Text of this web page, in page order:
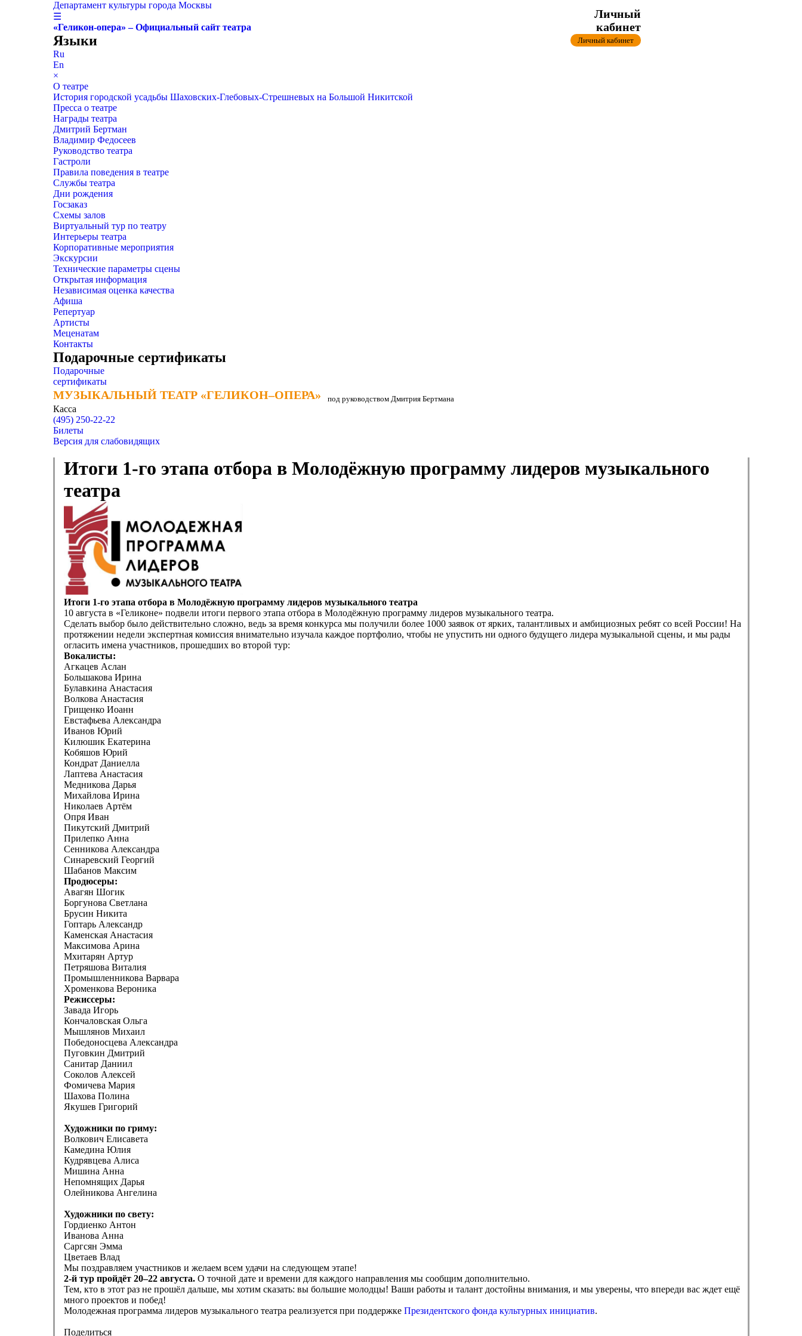
Департамент культуры города Москвы
☰
«Геликон-опера» – Официальный сайт театра
Языки
Ru
En
×
О театре
История городской усадьбы Шаховских-Глебовых-Стрешневых на Большой Никитской
Пресса о театре
Награды театра
Дмитрий Бертман
Владимир Федосеев
Руководство театра
Гастроли
Правила поведения в театре
Службы театра
Дни рождения
Госзаказ
Схемы залов
Виртуальный тур по театру
Интерьеры театра
Корпоративные мероприятия
Экскурсии
Технические параметры сцены
Открытая информация
Независимая оценка качества
Афиша
Репертуар
Артисты
Меценатам
Контакты
Подарочные сертификаты
Подарочные
сертификаты
МУЗЫКАЛЬНЫЙ ТЕАТР «ГЕЛИКОН–ОПЕРА»
МУЗЫКАЛЬНЫЙ ТЕАТР «ГЕЛИКОН–ОПЕРА» под руководством Дмитрия Бертмана
Касса
(495) 250-22-22
Личный
кабинет
Личный кабинет
Билеты
Версия для слабовидящих
Итоги 1-го этапа отбора в Молодёжную программу лидеров музыкального
театра
Итоги 1-го этапа отбора в Молодёжную программу лидеров музыкального театра
10 августа в «Геликоне» подвели итоги первого этапа отбора в Молодёжную программу лидеров музыкального театра.
Сделать выбор было действительно сложно, ведь за время конкурса мы получили более 1000 заявок от ярких, талантливых и амбициозных ребят со всей России! На
протяжении недели экспертная комиссия внимательно изучала каждое портфолио, чтобы не упустить ни одного будущего лидера музыкальной сцены, и мы рады
огласить имена участников, прошедших во второй тур:
Вокалисты:
Агкацев Аслан
Большакова Ирина
Булавкина Анастасия
Волкова Анастасия
Грищенко Иоанн
Евстафьева Александра
Иванов Юрий
Килюшик Екатерина
Кобяшов Юрий
Кондрат Даниелла
Лаптева Анастасия
Медникова Дарья
Михайлова Ирина
Николаев Артём
Опря Иван
Пикутский Дмитрий
Прилепко Анна
Сенникова Александра
Синаревский Георгий
Шабанов Максим
Продюсеры:
Авагян Шогик
Боргунова Светлана
Брусин Никита
Гоптарь Александр
Каменская Анастасия
Максимова Арина
Мхитарян Артур
Петряшова Виталия
Промышленникова Варвара
Хроменкова Вероника
Режиссеры:
Завада Игорь
Кончаловская Ольга
Мышлянов Михаил
Победоносцева Александра
Пуговкин Дмитрий
Санитар Даниил
Соколов Алексей
Фомичева Мария
Шахова Полина
Якушев Григорий
Художники по гриму:
Волкович Елисавета
Камедина Юлия
Кудрявцева Алиса
Мишина Анна
Непомнящих Дарья
Олейникова Ангелина
Художники по свету:
Гордиенко Антон
Иванова Анна
Саргсян Эмма
Цветаев Влад
Мы поздравляем участников и желаем всем удачи на следующем этапе!
2-й тур пройдёт 20–22 августа.О точной дате и времени для каждого направления мы сообщим дополнительно.
Тем, кто в этот раз не прошёл дальше, мы хотим сказать: вы большие молодцы! Ваши работы и талант достойны внимания, и мы уверены, что впереди вас ждет ещё
много проектов и побед!
Молодежная программа лидеров музыкального театра реализуется при поддержке Президентского фонда культурных инициатив.
Поделиться